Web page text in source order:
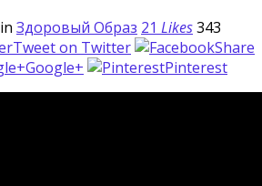
in Здоровый Образ 21 Likes343
Tweet on Twitter
Share
Google+ Pinterest